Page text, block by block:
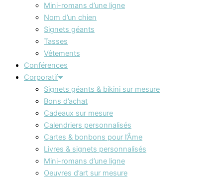
Mini-romans d’une ligne
Nom d’un chien
Signets géants
Tasses
Vêtements
Conférences
Corporatif
Signets géants & bikini sur mesure
Bons d’achat
Cadeaux sur mesure
Calendriers personnalisés
Cartes & bonbons pour l’Âme
Livres & signets personnalisés
Mini-romans d’une ligne
Oeuvres d’art sur mesure